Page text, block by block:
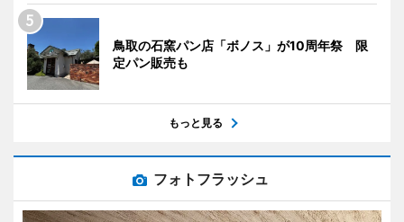
鳥取の石窯パン店「ボノス」が10周年祭 限
定パン販売も
もっと見る
フォトフラッシュ